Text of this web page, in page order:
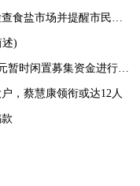
市场并提醒市民理性消费
述)
置募集资金进行现金管理
，蔡慧康领衔或达12人